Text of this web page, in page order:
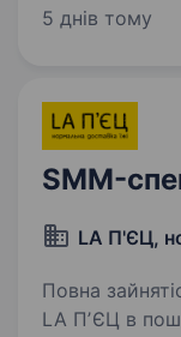
обсяг — 1000+
5 днів тому
SMM-
LA П'ЄЦ,
Повна
LA ПʼЄЦ в